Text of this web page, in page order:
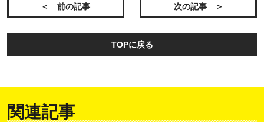
＜ 前の記事
TOPに戻る
次の記事 ＞
関連記事